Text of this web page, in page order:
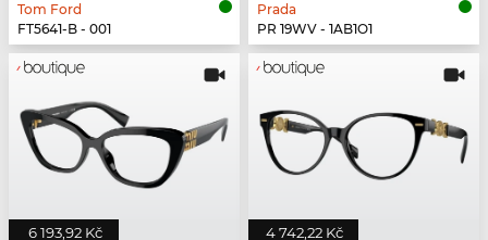
Tom Ford
FT5641-B - 001
Prada
PR 19WV - 1AB1O1
6 193,92 Kč 4 742,22 Kč